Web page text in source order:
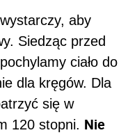
aby
Siedząc przed
ciało do
dla kręgów. Dla
się w
120 stopni. Nie